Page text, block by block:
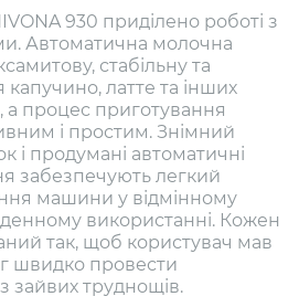
930 приділено роботі з
Автоматична молочна
стабільну та
капучино, латте та інших
а процес приготування
і простим. Знімний
і продумані автоматичні
забезпечують легкий
машини у відмінному
використанні. Кожен
так, щоб користувач мав
швидко провести
зайвих труднощів.